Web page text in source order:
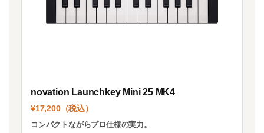
novation Launchkey Mini 25 MK4
¥17,200（税込）
コンパクトながらプロ仕様の実力。